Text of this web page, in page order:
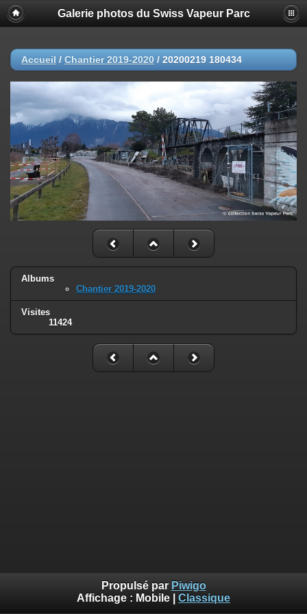
Galerie photos du Swiss Vapeur Parc
Accueil / Chantier 2019-2020 / 20200219 180434
Albums
Chantier 2019-2020
Visites
11424
Propulsé par Piwigo
Affichage : Mobile Classique